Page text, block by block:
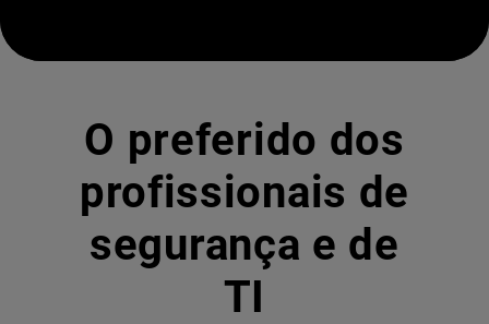
O preferido dos
profissionais de
segurança e de
TI